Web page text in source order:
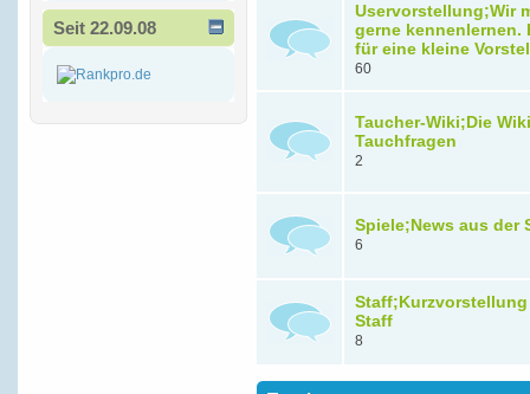
Seit 22.09.08
Uservorstellung;Wir
gerne kennenlernen.
für eine kleine
60
Taucher-Wiki;Die
Tauchfragen
2
Spiele;News aus der
6
Staff;Kurzvorstellung
Staff
8